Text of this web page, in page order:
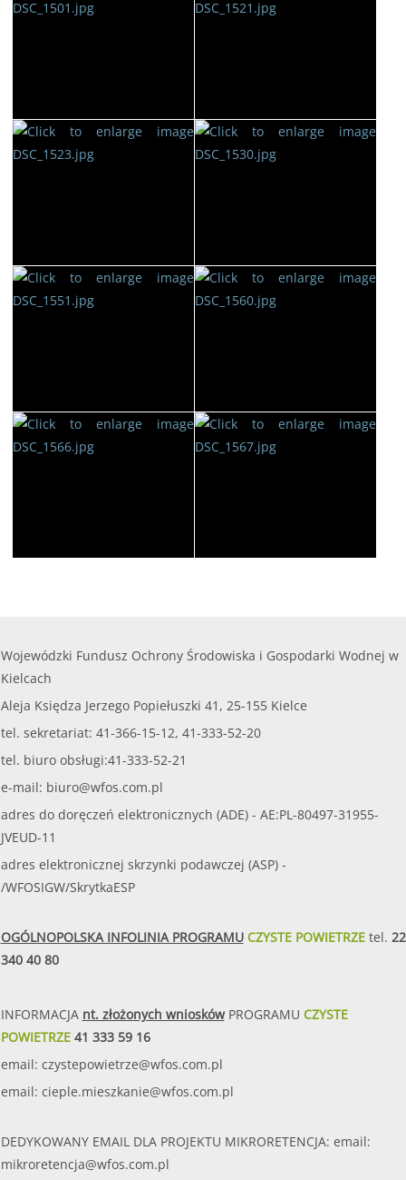
Wojewódzki Fundusz Ochrony Środowiska i Gospodarki Wodnej w
Kielcach
Aleja Księdza Jerzego Popiełuszki 41, 25-155 Kielce
tel. sekretariat: 41-366-15-12, 41-333-52-20
tel. biuro obsługi:41-333-52-21
e-mail: biuro@wfos.com.pl
adres do doręczeń elektronicznych (ADE) - AE:PL-80497-31955-
JVEUD-11
adres elektronicznej skrzynki podawczej (ASP) -
/WFOSIGW/SkrytkaESP
OGÓLNOPOLSKA INFOLINIA PROGRAMUCZYSTE POWIETRZEtel. 22
340 40 80
INFORMACJA nt. złożonych wnioskówPROGRAMU CZYSTE
POWIETRZE41 333 59 16
email: czystepowietrze@wfos.com.pl
email: cieple.mieszkanie@wfos.com.pl
DEDYKOWANY EMAIL DLA PROJEKTU MIKRORETENCJA: email:
mikroretencja@wfos.com.pl